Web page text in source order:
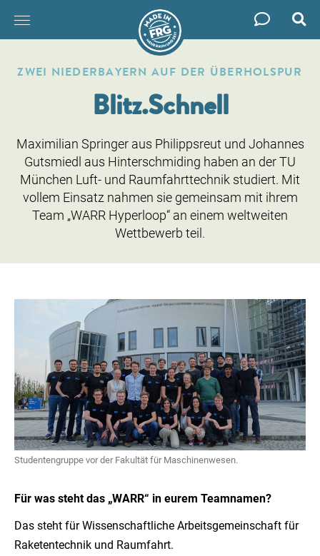
InhaltZWEI NIEDERBAYERN AUF DER ÜBERHOLSPUR
Blitz.Schnell
Maximilian Springer aus Philippsreut und Johannes
Gutsmiedl aus Hinterschmiding haben an der TU
München Luft- und Raumfahrttechnik studiert. Mit
vollem Einsatz nahmen sie gemeinsam mit ihrem
Team „WARR Hyperloop“ an einem weltweiten
Wettbewerb teil.
Studentengruppe vor der Fakultät für Maschinenwesen.
Für was steht das „WARR“ in eurem Teamnamen?
Das steht für Wissenschaftliche Arbeitsgemeinschaft für
Raketentechnik und Raumfahrt.